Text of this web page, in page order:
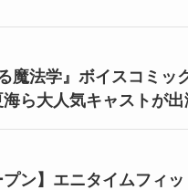
魔法学』ボイスコミッ
ら大人気キャストが出
プン】エニタイムフィ